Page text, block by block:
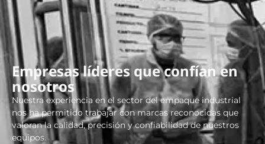
Empresas líderes que confían en
nosotros
Nuestra experiencia en el sector del empaque industrial
nos ha permitido trabajar con marcas reconocidas que
valoran la calidad, precisión y confiabilidad de nuestros
equipos.